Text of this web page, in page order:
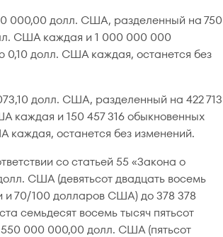
000,00 долл. США, разделенный на 750
США каждая и 1 000 000 000
0,10 долл. США каждая, останется без
долл. США, разделенный на 422 713
каждая и 150 457 316 обыкновенных
каждая, останется без изменений.
со статьей 55 «Закона о
США (девятьсот двадцать восемь
и 70/100 долларов США) до 378 378
семьдесят восемь тысяч пятьсот
000 000,00 долл. США (пятьсот